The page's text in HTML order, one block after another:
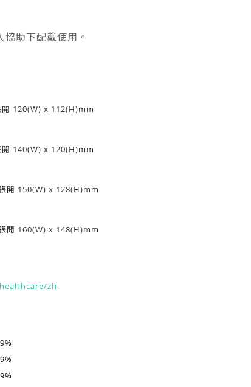
助下配戴使用。
120(W) x 112(H)mm
140(W) x 120(H)mm
開 150(W) x 128(H)mm
開 160(W) x 148(H)mm
zh-